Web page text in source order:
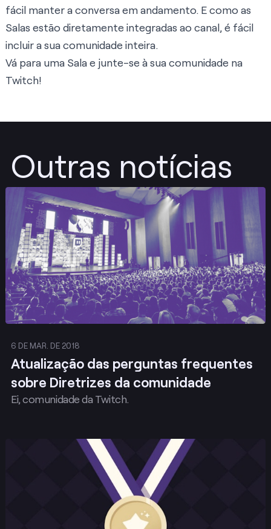
fácil manter a conversa em andamento. E como as
Salas estão diretamente integradas ao canal, é fácil
incluir a sua comunidade inteira.
Vá para uma Sala e junte-se à sua comunidade na
Twitch!
Outras notícias
6 DE MAR. DE 2018
Atualização das perguntas frequentes
sobre Diretrizes da comunidade
Ei, comunidade da Twitch.
Publicar